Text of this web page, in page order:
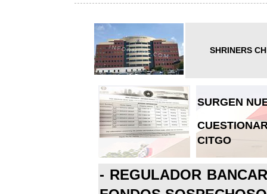
SHRINERS
SURGEN
CITGO
- REGULADOR